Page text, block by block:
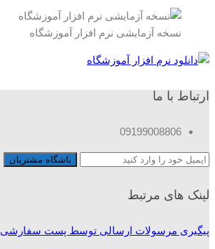
نسخه آزمایشی نرم افزار آموزشگاه
ارتباط با ما
09199008806
لینک های مرتبط
پیگیری مرسولات ارسالی توسط پست سفارشی